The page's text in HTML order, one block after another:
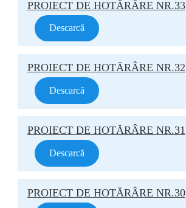
PROIECT DE HOTĂRÂRE NR.33
Descarcă
PROIECT DE HOTĂRÂRE NR.32
Descarcă
PROIECT DE HOTĂRÂRE NR.31
Descarcă
PROIECT DE HOTĂRÂRE NR.30